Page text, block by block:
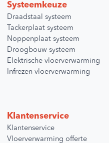
Systeemkeuze
Draadstaal systeem
Tackerplaat systeem
Noppenplaat systeem
Droogbouw systeem
Elektrische vloerverwarming
Infrezen vloerverwarming
Klantenservice
Klantenservice
Vloerverwarming offerte